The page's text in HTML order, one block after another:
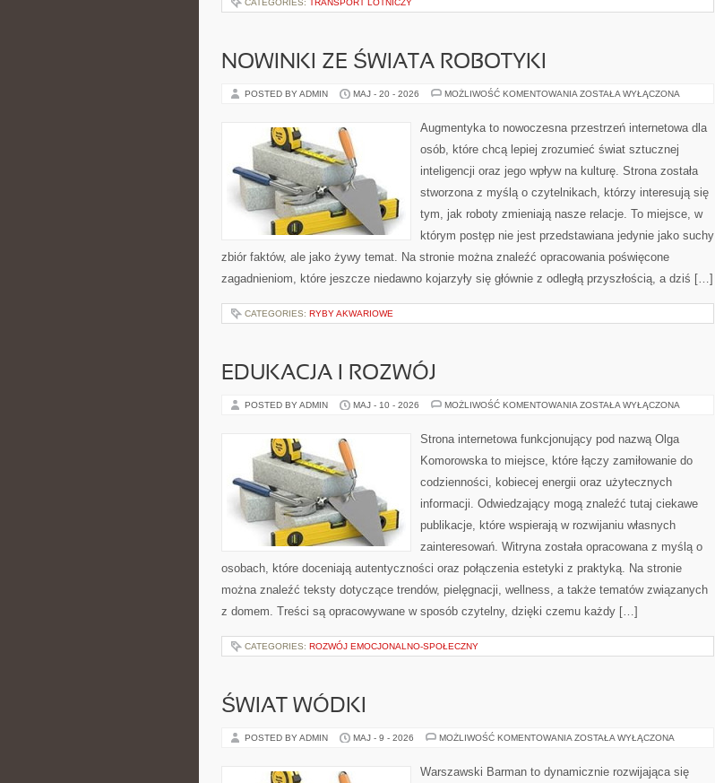
CATEGORIES: TRANSPORT LOTNICZY
NOWINKI ZE ŚWIATA ROBOTYKI
POSTED BY ADMIN MAJ - 20 - 2026 MOŻLIWOŚĆ KOMENTOWANIA NOWINKI
ROBOTYKI
ZOSTAŁA WYŁĄCZONA
Augmentyka to nowoczesna przestrzeń internetowa dla
osób, które chcą lepiej zrozumieć świat sztucznej
inteligencji oraz jego wpływ na kulturę. Strona została
stworzona z myślą o czytelnikach, którzy interesują się
tym, jak roboty zmieniają nasze relacje. To miejsce, w
którym postęp nie jest przedstawiana jedynie jako suchy
zbiór faktów, ale jako żywy temat. Na stronie można znaleźć opracowania poświęcone
zagadnieniom, które jeszcze niedawno kojarzyły się głównie z odległą przyszłością, a dziś […]
CATEGORIES: RYBY AKWARIOWE
EDUKACJA I ROZWÓJ
POSTED BY ADMIN MAJ - 10 - 2026 MOŻLIWOŚĆ KOMENTOWANIA EDUKACJA
ZOSTAŁA WYŁĄCZONA
Strona internetowa funkcjonujący pod nazwą Olga
Komorowska to miejsce, które łączy zamiłowanie do
codzienności, kobiecej energii oraz użytecznych
informacji. Odwiedzający mogą znaleźć tutaj ciekawe
publikacje, które wspierają w rozwijaniu własnych
zainteresowań. Witryna została opracowana z myślą o
osobach, które doceniają autentyczności oraz połączenia estetyki z praktyką. Na stronie
można znaleźć teksty dotyczące trendów, pielęgnacji, wellness, a także tematów związanych
z domem. Treści są opracowywane w sposób czytelny, dzięki czemu każdy […]
CATEGORIES: ROZWÓJ EMOCJONALNO-SPOŁECZNY
ŚWIAT WÓDKI
POSTED BY ADMIN MAJ - 9 - 2026 MOŻLIWOŚĆ KOMENTOWANIA ŚWIAT
ZOSTAŁA WYŁĄCZONA
Warszawski Barman to dynamicznie rozwijająca się